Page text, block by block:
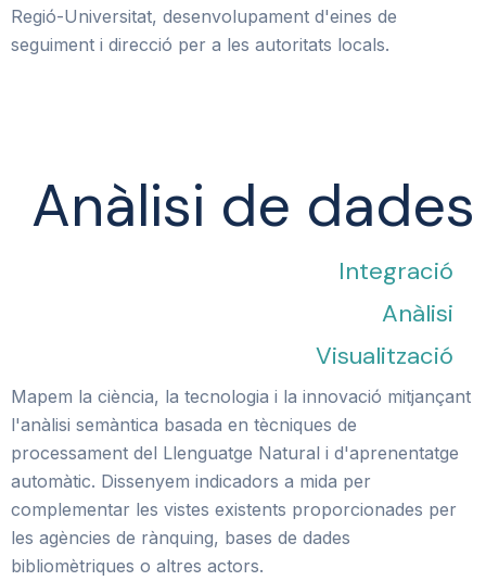
Regió-Universitat, desenvolupament d'eines de
seguiment i direcció per a les autoritats locals.
Anàlisi de dades
Integració
Anàlisi
Visualització
Mapem la ciència, la tecnologia i la innovació mitjançant
l'anàlisi semàntica basada en tècniques de
processament del Llenguatge Natural i d'aprenentatge
automàtic. Dissenyem indicadors a mida per
complementar les vistes existents proporcionades per
les agències de rànquing, bases de dades
bibliomètriques o altres actors.